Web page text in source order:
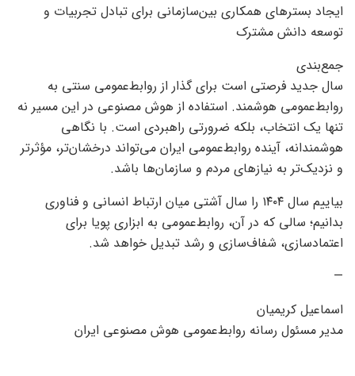
ایجاد بسترهای همکاری بین‌سازمانی برای تبادل تجربیات و
توسعه دانش مشترک
جمع‌بندی
سال جدید فرصتی است برای گذار از روابط‌عمومی سنتی به
روابط‌عمومی هوشمند. استفاده از هوش مصنوعی در این مسیر نه
تنها یک انتخاب، بلکه ضرورتی راهبردی است. با نگاهی
هوشمندانه، آینده روابط‌عمومی ایران می‌تواند درخشان‌تر، مؤثرتر
و نزدیک‌تر به نیازهای مردم و سازمان‌ها باشد.
بیاییم سال ۱۴۰۴ را سال آشتی میان ارتباط انسانی و فناوری
بدانیم؛ سالی که در آن، روابط‌عمومی به ابزاری پویا برای
اعتمادسازی، شفاف‌سازی و رشد تبدیل خواهد شد.
—
اسماعیل کریمیان
مدیر مسئول رسانه روابط‌عمومی هوش مصنوعی ایران